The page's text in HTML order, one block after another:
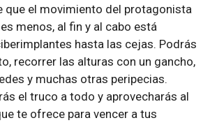
que el movimiento del protagonista
menos, al fin y al cabo está
hasta las cejas. Podrás
recorrer las alturas con un gancho,
y muchas otras peripecias.
el truco a todo y aprovecharás al
te ofrece para vencer a tus